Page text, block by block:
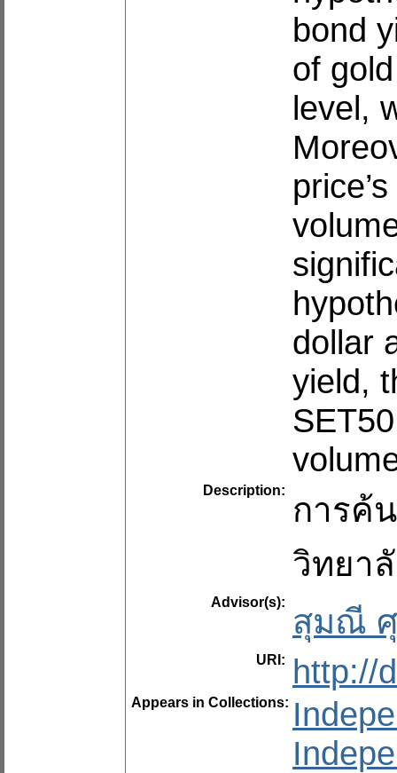
bond
of
level,
dollar
yield,
Description:
การค้
วิทยา
Advisor(s):
สุมณี
URI: http://
Appears in Collections: